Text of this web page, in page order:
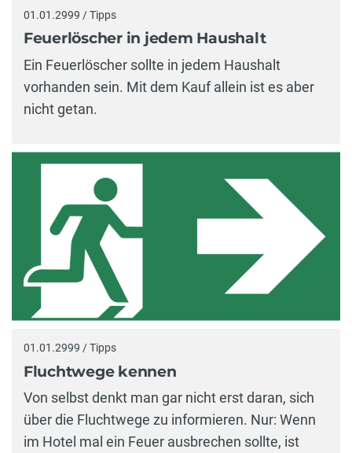
01.01.2999 / Tipps
Feuerlöscher in jedem Haushalt
Ein Feuerlöscher sollte in jedem Haushalt
vorhanden sein. Mit dem Kauf allein ist es aber
nicht getan.
01.01.2999 / Tipps
Fluchtwege kennen
Von selbst denkt man gar nicht erst daran, sich
über die Fluchtwege zu informieren. Nur: Wenn
im Hotel mal ein Feuer ausbrechen sollte, ist